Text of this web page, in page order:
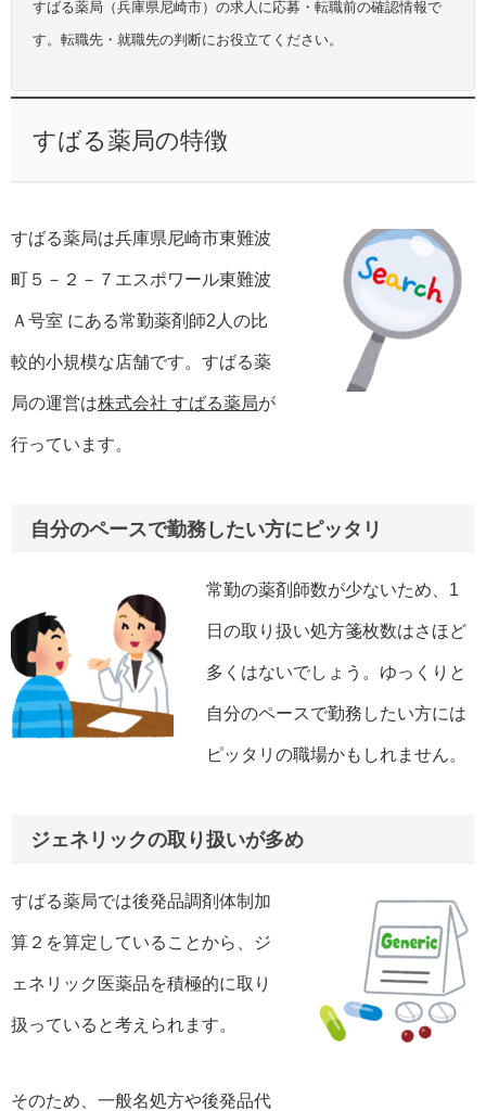
すばる薬局（兵庫県尼崎市）の求人に応募・転職前の確認情報で
す。転職先・就職先の判断にお役立てください。
すばる薬局の特徴
すばる薬局は兵庫県尼崎市東難波
町５－２－７エスポワール東難波
Ａ号室 にある常勤薬剤師2人の比
較的小規模な店舗です。すばる薬
局の運営は株式会社 すばる薬局が
行っています。
自分のペースで勤務したい方にピッタリ
常勤の薬剤師数が少ないため、1
日の取り扱い処方箋枚数はさほど
多くはないでしょう。ゆっくりと
自分のペースで勤務したい方には
ピッタリの職場かもしれません。
ジェネリックの取り扱いが多め
すばる薬局では後発品調剤体制加
算２を算定していることから、ジ
ェネリック医薬品を積極的に取り
扱っていると考えられます。
そのため、一般名処方や後発品代